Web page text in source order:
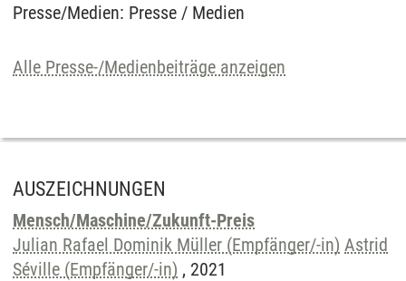
Presse/Medien: Presse / Medien
Alle Presse-/Medienbeiträge anzeigen
AUSZEICHNUNGEN
Mensch/Maschine/Zukunft-Preis
Julian Rafael Dominik Müller (Empfänger/-in) Astrid
Séville (Empfänger/-in) , 2021